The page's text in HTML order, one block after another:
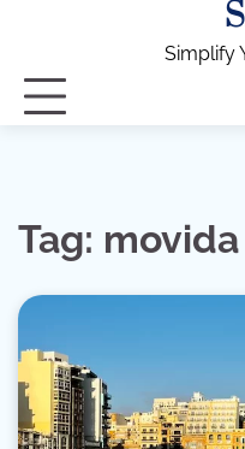
Simplify
Tag: movida